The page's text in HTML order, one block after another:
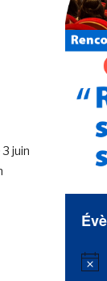
juin
Notice